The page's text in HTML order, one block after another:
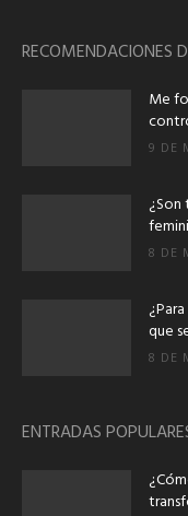
RECOMENDACIONES
Me
9 DE
8 DE
que
8 DE
ENTRADAS